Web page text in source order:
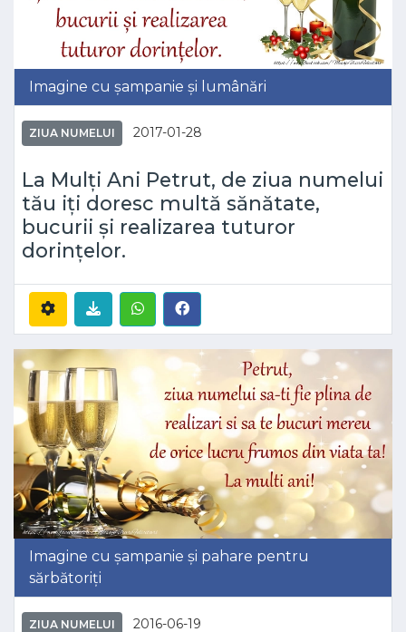
Imagine cu șampanie și lumânări
ZIUA NUMELUI 2017-01-28
La Mulți Ani Petrut, de ziua numelui
tău iți doresc multă sănătate,
bucurii și realizarea tuturor
dorințelor.
Imagine cu șampanie și pahare pentru
sărbătoriți
ZIUA NUMELUI 2016-06-19